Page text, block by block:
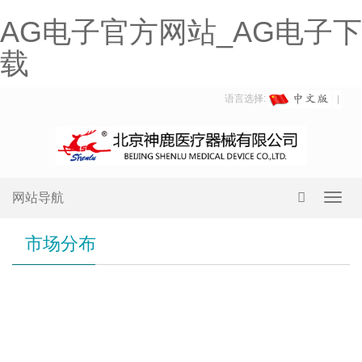
AG电子官方网站_AG电子下
载
语言选择:
网站导航
市场分布